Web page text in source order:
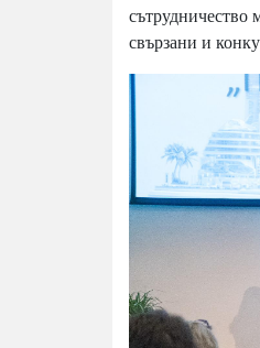
сътрудничество
свързани и